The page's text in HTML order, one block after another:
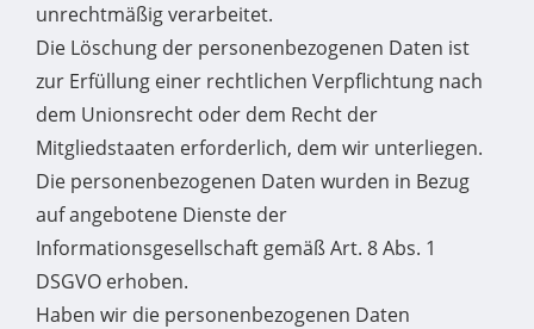
unrechtmäßig verarbeitet.
Die Löschung der personenbezogenen Daten ist
zur Erfüllung einer rechtlichen Verpflichtung nach
dem Unionsrecht oder dem Recht der
Mitgliedstaaten erforderlich, dem wir unterliegen.
Die personenbezogenen Daten wurden in Bezug
auf angebotene Dienste der
Informationsgesellschaft gemäß Art. 8 Abs. 1
DSGVO erhoben.
Haben wir die personenbezogenen Daten